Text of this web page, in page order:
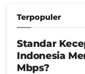
Terpopuler
Standar
Indonesia
Mbps?